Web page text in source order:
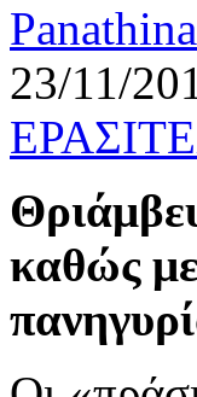
23/11/
καθώς